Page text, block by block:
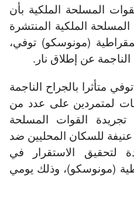
المسلحة الملكية بأن
المسلحة الملكية المنتشرة
(مونوسكو) توفي،
الناجمة عن إطلاق نار.
متأثرا بالجراح الناجمة
لمتمردين على عدد من
تجريدة القوات المسلحة
للسكان المحليين ضد
لتحقيق الاستقرار في
(مونوسكو)، وذلك يومي